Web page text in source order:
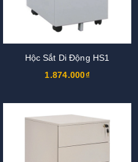
Hộc Sắt Di Động HS1
1.874.000₫